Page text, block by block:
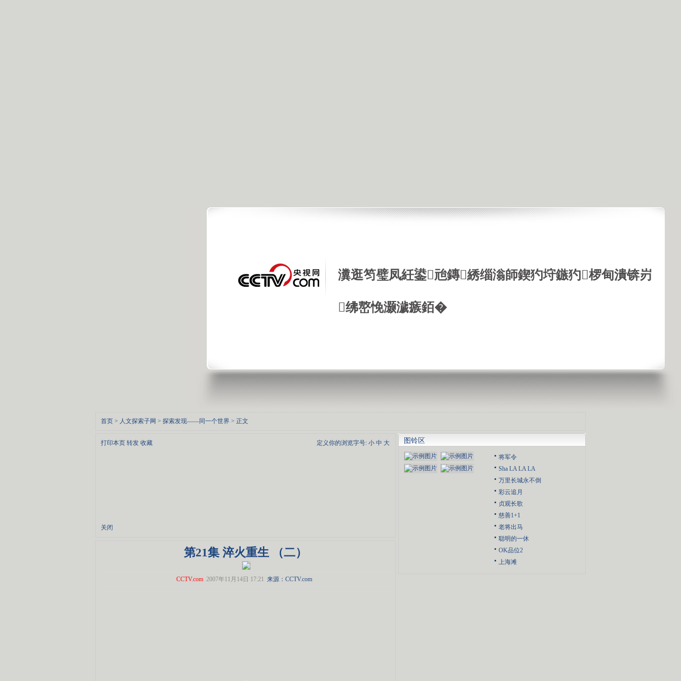
瀵逛笉璧凤紝鍙兘鏄綉缁滃師鍥犳垨鏃犳椤甸潰锛岃
绋嶅悗灏濊瘯銆�
首页 > 人文探索子网 > 探索发现——同一个世界 > 正文
打印本页 转发 收藏
关闭
定义你的浏览字号: 小 中 大
第21集 淬火重生 （二）
CCTV.com 2007年11月14日 17:21 来源：CCTV.com
图铃区
将军令
Sha LA LA LA
万里长城永不倒
彩云追月
贞观长歌
慈善1+1
老将出马
聪明的一休
OK品位2
上海滩